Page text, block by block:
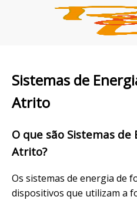
Sistemas de
Atrito
O que são Sistemas de
Atrito?
Os sistemas de energia de
dispositivos que utilizam a